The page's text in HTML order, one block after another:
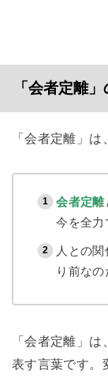
「会者定離
「会者定離」
会者定離
今を全力
人との関
り前なの
「会者定離」
表す言葉です。